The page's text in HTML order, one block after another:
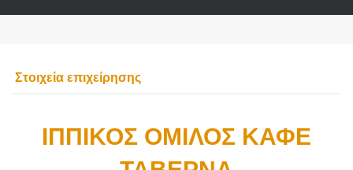
Στοιχεία επιχείρησης
ΙΠΠΙΚΟΣ ΟΜΙΛΟΣ ΚΑΦΕ